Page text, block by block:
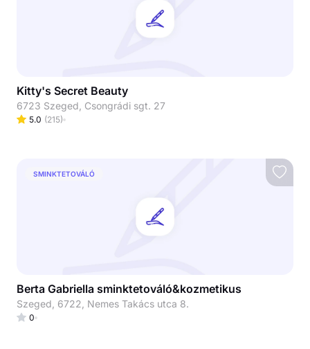
Kitty's Secret Beauty
6723 Szeged, Csongrádi sgt. 27
5.0 (215)
SMINKTETOVÁLÓ
Berta Gabriella sminktetováló&kozmetikus
Szeged, 6722, Nemes Takács utca 8.
0